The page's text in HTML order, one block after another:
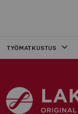
TYÖMATKUSTUS